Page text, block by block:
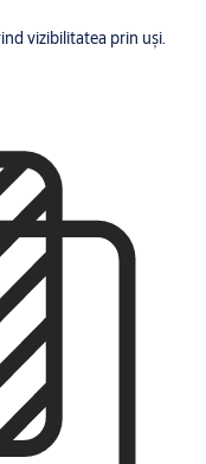
vizibilitatea prin uși.